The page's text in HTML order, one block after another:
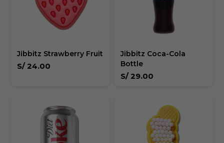
Jibbitz Strawberry Fruit
S/ 24.00
Jibbitz Coca-Cola
Bottle
S/ 29.00